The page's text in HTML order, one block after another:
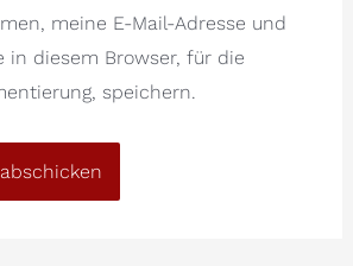
meine E-Mail-Adresse und
in diesem Browser, für die
speichern.